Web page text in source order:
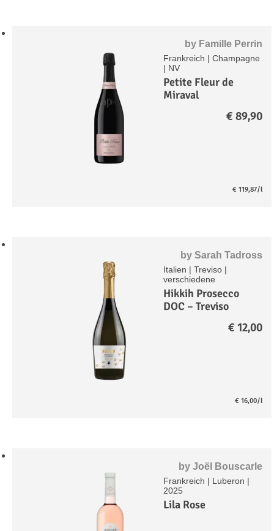
by Famille Perrin
Frankreich |Champagne
| NV
Petite Fleur de
Miraval
€ 89,90
€ 119,87/l
by Sarah Tadross
Italien |Treviso |
verschiedene
Hikkih Prosecco
DOC – Treviso
€ 12,00
€ 16,00/l
by Joël Bouscarle
Frankreich | Luberon |
2025
Lila Rose